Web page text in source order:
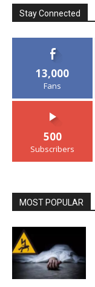
Stay Connected
13,000
Fans
500
Subscribers
MOST POPULAR